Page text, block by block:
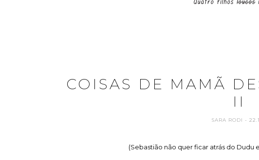
COISAS DE MAMÃ
II
SARA RODI -
(Sebastião não quer ficar atrás do Dudu